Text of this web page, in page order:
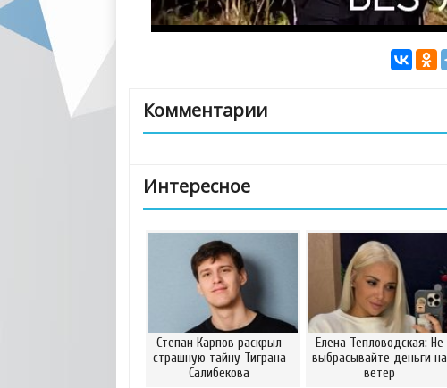
Комментарии
Интересное
Степан Карпов раскрыл
страшную тайну Тиграна
Салибекова
Елена Тепловодская: Не
выбрасывайте деньги на
ветер